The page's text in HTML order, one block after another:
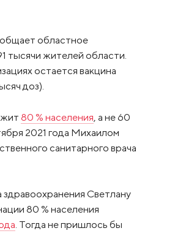
областное
тысячи жителей области.
остается вакцина
доз).
80 % населения, а не 60
2021 года Михаилом
санитарного врача
Светлану
80 % населения
. Тогда не пришлось бы